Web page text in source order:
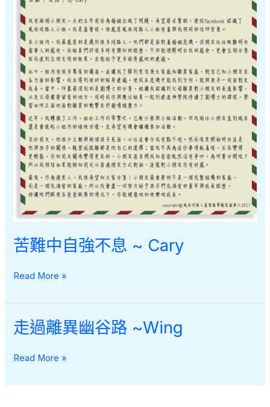
組
員
的
分
享
苦難中自強不息 ~ Cary
苦
中
強
息
Cary
Read More »
走過離異幽谷路 ~Wing
走
離
Read More »